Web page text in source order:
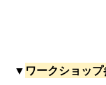
▼ ワークショッ